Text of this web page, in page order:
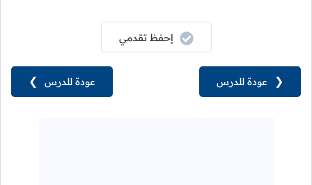
عودة للدرس ❯
إحفظ تقدمي
❮ عودة للدرس